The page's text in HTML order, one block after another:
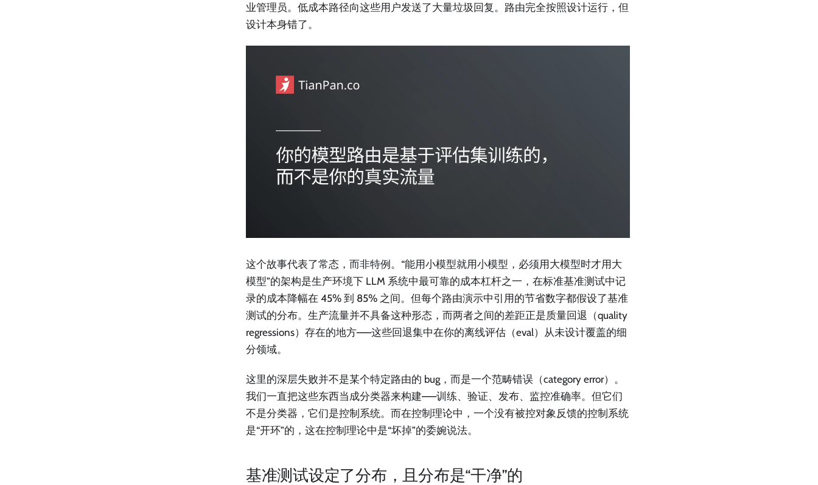
业管理员。低成本路径向这些用户发送了大量垃圾回复。路由完全按照设计运行，但
设计本身错了。
这个故事代表了常态，而非特例。“能用小模型就用小模型，必须用大模型时才用大
模型”的架构是生产环境下 LLM 系统中最可靠的成本杠杆之一，在标准基准测试中记
录的成本降幅在 45% 到 85% 之间。但每个路由演示中引用的节省数字都假设了基准
测试的分布。生产流量并不具备这种形态，而两者之间的差距正是质量回退（quality
regressions）存在的地方——这些回退集中在你的离线评估（eval）从未设计覆盖的细
分领域。
这里的深层失败并不是某个特定路由的 bug，而是一个范畴错误（category error）。
我们一直把这些东西当成分类器来构建——训练、验证、发布、监控准确率。但它们
不是分类器，它们是控制系统。而在控制理论中，一个没有被控对象反馈的控制系统
是“开环”的，这在控制理论中是“坏掉”的委婉说法。
基准测试设定了分布，且分布是“干净”的